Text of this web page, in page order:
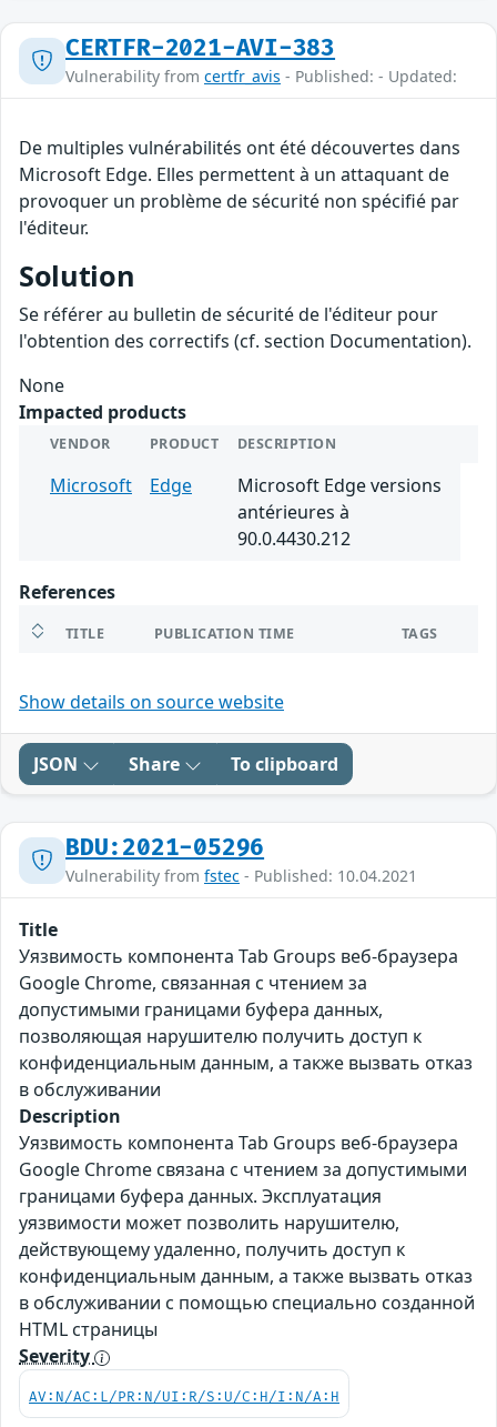
CERTFR-2021-AVI-383
Vulnerability from certfr_avis - Published: - Updated:
De multiples vulnérabilités ont été découvertes dans
Microsoft Edge. Elles permettent à un attaquant de
provoquer un problème de sécurité non spécifié par
l'éditeur.
Solution
Se référer au bulletin de sécurité de l'éditeur pour
l'obtention des correctifs (cf. section Documentation).
None
Impacted products
VENDOR PRODUCT DESCRIPTION
Microsoft Edge
Microsoft Edge versions
antérieures à
90.0.4430.212
References
TITLE PUBLICATION TIME TAGS
Show details on source website
JSON Share To clipboard
BDU:2021-05296
Vulnerability from fstec - Published: 10.04.2021
Title
Уязвимость компонента Tab Groups веб-браузера
Google Chrome, связанная с чтением за
допустимыми границами буфера данных,
позволяющая нарушителю получить доступ к
конфиденциальным данным, а также вызвать отказ
в обслуживании
Description
Уязвимость компонента Tab Groups веб-браузера
Google Chrome связана с чтением за допустимыми
границами буфера данных. Эксплуатация
уязвимости может позволить нарушителю,
действующему удаленно, получить доступ к
конфиденциальным данным, а также вызвать отказ
в обслуживании с помощью специально созданной
HTML страницы
Severity
AV:N/AC:L/PR:N/UI:R/S:U/C:H/I:N/A:H